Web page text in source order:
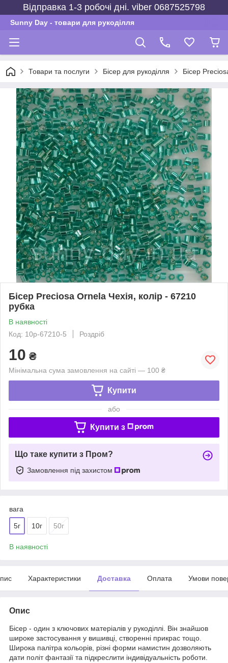
Відправка 1-3 робочі дні. viber 0687525798
Sunny Day - товари для рукоділля
Товари та послуги Бісер для рукоділля Бісер
Бісер Preciosa Ornela Чехія, колір - 67210
рубка
В наявності
Код: 10р-67210-5
Роздріб
10 ₴
Мінімальна сума замовлення на сайті — 100 ₴
Купити
або
Купити з
Що таке купити з Пром?
Замовлення під захистом
вага
5г 10г 50г
В наявності
Характеристики Доставка Оплата Умови
Опис
Бісер - один з ключових матеріалів у рукоділлі. Він знайшов
широке застосування у вишивці, створенні прикрас тощо.
Широка палітра кольорів, різні форми намистин дозволяють
дати політ фантазії та підкреслити індивідуальність роботи.